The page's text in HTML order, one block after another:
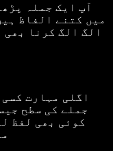
آپ ایک جملہ
میں کتنے الفاظ
الگ الگ کرنا بھی
اگلی مہارت
جملے کی سطح
کوئی بھی لفظ